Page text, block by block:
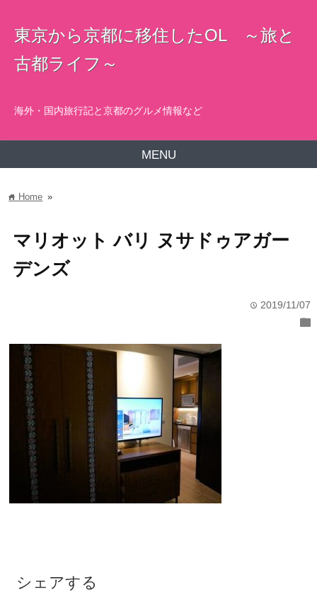
東京から京都に移住したOL ～旅と
古都ライフ～
海外・国内旅行記と京都のグルメ情報など
MENU
home Home »
マリオット バリ ヌサドゥアガー
デンズ
time 2019/11/07
folder
シェアする